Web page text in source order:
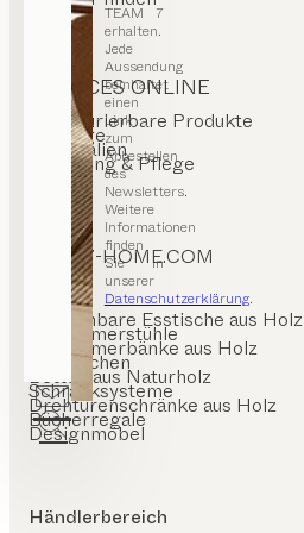
TEAM 7
erhalten.
Jede
Aussendung
beinhaltet
einen
Link
zum
Abbestellen
des
Newsletters.
Weitere
Informationen
finden
Sie in
unserer
Datenschutzerklärung.
Stores
SERVICES ONLINE
Konfigurierbare Produkte
Kataloge
Materialien
Reinigung & Pflege
TEAM7-HOME.COM
Ausziehbare Esstische aus Holz
Esszimmerstühle
Esszimmerbänke aus Holz
Holzküchen
Betten aus Naturholz
Schranksysteme
Drehtürenschränke aus Holz
Bücherregale
Designmöbel
Händlerbereich